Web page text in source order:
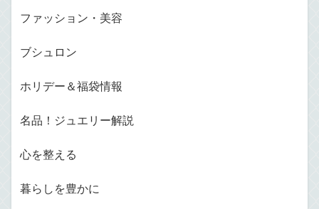
ファッション・美容
ブシュロン
ホリデー＆福袋情報
名品！ジュエリー解説
心を整える
暮らしを豊かに